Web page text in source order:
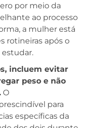
por meio da
ao processo
a mulher está
rotineiras após o
incluem evitar
peso e não
O
para
específicas da